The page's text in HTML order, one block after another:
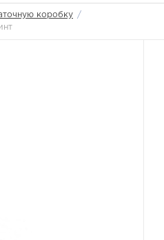
коробку
/